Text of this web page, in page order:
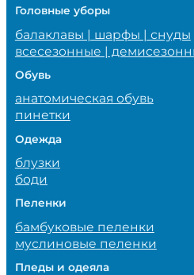
Головные уборы
балаклавы | шарфы | снуды
всесезонные |
Обувь
анатомическая обувь
пинетки
Одежда
блузки
боди
Пеленки
бамбуковые пеленки
муслиновые пеленки
Пледы и одеяла